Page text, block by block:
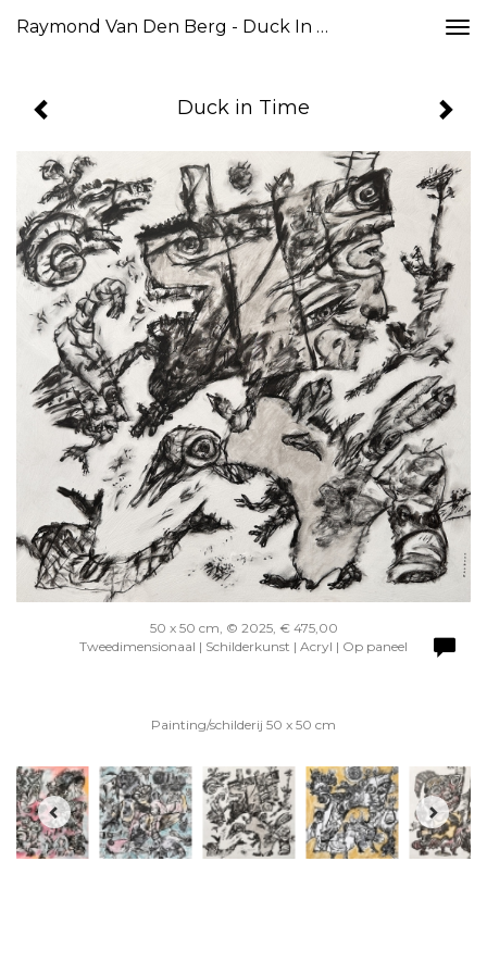
Raymond Van Den Berg - Duck In Time
Duck in Time
50 x 50 cm, © 2025, € 475,00
Tweedimensionaal | Schilderkunst | Acryl | Op paneel
Painting/schilderij 50 x 50 cm